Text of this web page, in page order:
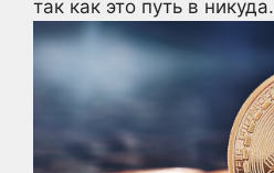
так как это путь в никуда.